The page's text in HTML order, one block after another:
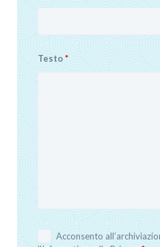
Testo*
Acconsento